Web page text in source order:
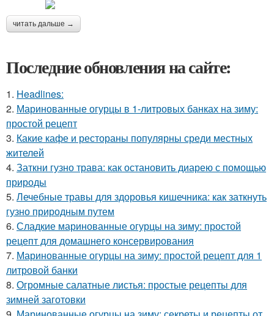
читать дальше →
Последние обновления на сайте:
1. Headlines:
2. Маринованные огурцы в 1-литровых банках на зиму:
простой рецепт
3. Какие кафе и рестораны популярны среди местных
жителей
4. Заткни гузно трава: как остановить диарею с помощью
природы
5. Лечебные травы для здоровья кишечника: как заткнуть
гузно природным путем
6. Сладкие маринованные огурцы на зиму: простой
рецепт для домашнего консервирования
7. Маринованные огурцы на зиму: простой рецепт для 1
литровой банки
8. Огромные салатные листья: простые рецепты для
зимней заготовки